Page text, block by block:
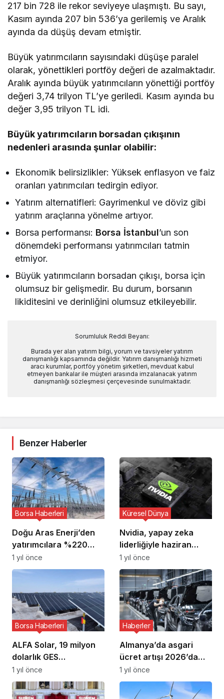
217 bin 728 ile rekor seviyeye ulaşmıştı. Bu sayı,
Kasım ayında 207 bin 536’ya gerilemiş ve Aralık
ayında da düşüş devam etmiştir.
Büyük yatırımcıların sayısındaki düşüşe paralel
olarak, yönettikleri portföy değeri de azalmaktadır.
Aralık ayında büyük yatırımcıların yönettiği portföy
değeri 3,74 trilyon TL’ye geriledi. Kasım ayında bu
değer 3,95 trilyon TL idi.
Büyük yatırımcıların borsadan çıkışının
nedenleri arasında şunlar olabilir:
Ekonomik belirsizlikler: Yüksek enflasyon ve faiz
oranları yatırımcıları tedirgin ediyor.
Yatırım alternatifleri: Gayrimenkul ve döviz gibi
yatırım araçlarına yönelme artıyor.
Borsa performansı: Borsa İstanbul’un son
dönemdeki performansı yatırımcıları tatmin
etmiyor.
Büyük yatırımcıların borsadan çıkışı, borsa için
olumsuz bir gelişmedir. Bu durum, borsanın
likiditesini ve derinliğini olumsuz etkileyebilir.
Sorumluluk Reddi Beyanı:
Burada yer alan yatırım bilgi, yorum ve tavsiyeler yatırım
danışmanlığı kapsamında değildir. Yatırım danışmanlığı hizmeti
aracı kurumlar, portföy yönetim şirketleri, mevduat kabul
etmeyen bankalar ile müşteri arasında imzalanacak yatırım
danışmanlığı sözleşmesi çerçevesinde sunulmaktadır.
Benzer Haberler
Doğu Aras Enerji’den
yatırımcılara %220
nakit temettü kararı
Borsa Haberleri
1 yıl önce
Nvidia, yapay zeka
liderliğiyle haziran
ayında en değerli şirket
oldu
Küresel Dünya
1 yıl önce
ALFA Solar, 19 milyon
dolarlık GES
anlaşmasına imza attı!
Borsa Haberleri
1 yıl önce
Almanya’da asgari
ücret artışı 2026’da
başlıyor
Haberler
1 yıl önce